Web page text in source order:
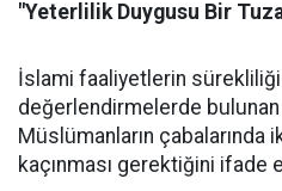
"Yeterlilik Duygusu Bir
İslami faaliyetlerin
değerlendirmelerde bulunan
Müslümanların çabalarında
kaçınması gerektiğini ifade